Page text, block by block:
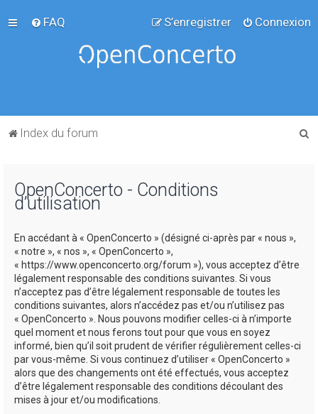
FAQ Connexion
S’enregistrer
Index du forum
OpenConcerto - Conditions
d’utilisation
En accédant à « OpenConcerto » (désigné ci-après par « nous »,
« notre », « nos », « OpenConcerto »,
« https://www.openconcerto.org/forum »), vous acceptez d’être
légalement responsable des conditions suivantes. Si vous
n’acceptez pas d’être légalement responsable de toutes les
conditions suivantes, alors n’accédez pas et/ou n’utilisez pas
« OpenConcerto ». Nous pouvons modifier celles-ci à n’importe
quel moment et nous ferons tout pour que vous en soyez
informé, bien qu’il soit prudent de vérifier régulièrement celles-ci
par vous-même. Si vous continuez d’utiliser « OpenConcerto »
alors que des changements ont été effectués, vous acceptez
d’être légalement responsable des conditions découlant des
mises à jour et/ou modifications.